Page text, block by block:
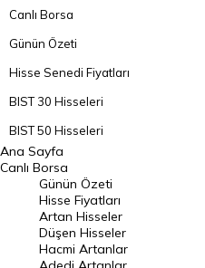
Canlı Borsa
Günün Özeti
Hisse Senedi Fiyatları
BIST 30 Hisseleri
BIST 50 Hisseleri
BIST 100 Hisseleri
En Çok Artan Hisseler
En Çok Düşen Hisseler
Hacmi Artanlar
Ana Sayfa
Canlı Borsa
Günün Özeti
Hisse Fiyatları
Artan Hisseler
Düşen Hisseler
Hacmi Artanlar